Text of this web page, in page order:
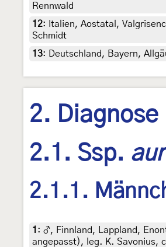
Rennwald
12:
Italien, Aostatal,
Schmidt
13: Deutschland, Bayern,
2. Diagnose
2.1. Ssp.
2.1.1.
1 : ♂, Finnland, Lappland,
angepasst), leg. K. Savonius,